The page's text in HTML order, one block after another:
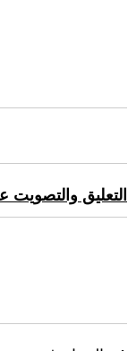
التعليق